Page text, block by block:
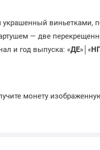
украшенный виньетками,
— две
и год выпуска: «ДЕ»│«
монету